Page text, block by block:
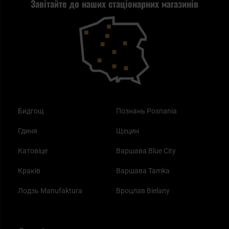
Завітайте до наших стаціонарних магазинів
Бидгощ
Гдиня
Катовіце
Краків
Лодзь Manufaktura
Познань Posnania
Щецин
Варшава Blue City
Варшава Tamka
Вроцлав Bielany
Повернення товару
Blackout - що це таке?
Як працює маска від смогу?
Найкращі спальні мішки на осінь
Самозахист